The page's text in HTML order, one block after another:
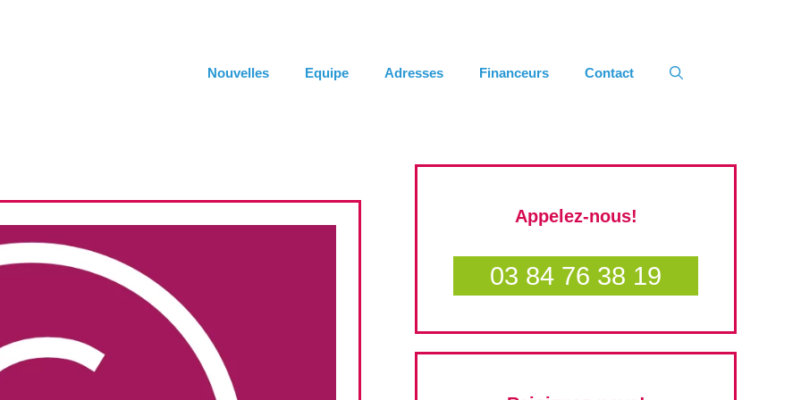
Nouvelles Equipe Adresses Financeurs Contact
Appelez-nous!
03 84 76 38 19